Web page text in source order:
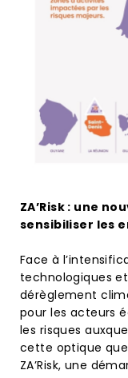
ZA’Risk : une
sensibiliser les
Face à
technologiques
dérèglement
pour les acteurs
les risques
cette optique que
ZA’Risk, une